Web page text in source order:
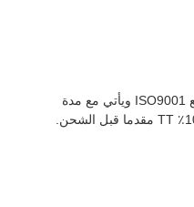
إنزيمات المنازل هي منتج تنظيف منزلي عالي الجودة وهو مثالي لتنظيف المطبخات والمراحيض والمناطق المنزلية الأخرى.إنه منتج آمن وغير سام يوفر مستوى عال من الفعالية. المنتج معتمد مع ISO9001 ويأتي مع مدة
صلاحية سنتين. الحد الأدنى للكمية هو 100 كجم والسعر هو 10.0 دولار أمريكي / كجم.يأتي في عبوة 35 كيلوغرام / درام ويمكن شحنها خلال 30 يوما من توقيع العقديتم قبول الدفع عن طريق 100٪ TT مقدما قبل الشحن.